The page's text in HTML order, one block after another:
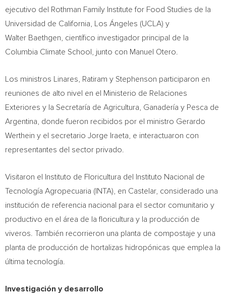
ejecutivo del Rothman Family Institute for Food Studies de la
Universidad de California, Los Ángeles (UCLA) y
Walter Baethgen, científico investigador principal de la
Columbia Climate School, junto con Manuel Otero.
Los ministros Linares, Ratiram y Stephenson participaron en
reuniones de alto nivel en el Ministerio de Relaciones
Exteriores y la Secretaría de Agricultura, Ganadería y Pesca de
Argentina, donde fueron recibidos por el ministro Gerardo
Werthein y el secretario Jorge Iraeta, e interactuaron con
representantes del sector privado.
Visitaron el Instituto de Floricultura del Instituto Nacional de
Tecnología Agropecuaria (INTA), en Castelar, considerado una
institución de referencia nacional para el sector comunitario y
productivo en el área de la floricultura y la producción de
viveros. También recorrieron una planta de compostaje y una
planta de producción de hortalizas hidropónicas que emplea la
última tecnología.
Investigación y desarrollo